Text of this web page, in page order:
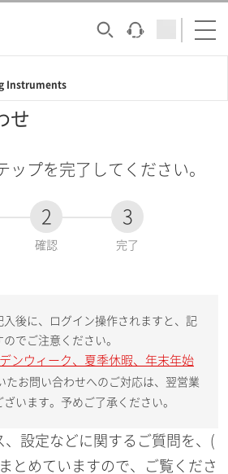
Instruments
せ
ップを完了してください。
2
確認
3
完了
入後に、ログイン操作されますと、記
でご注意ください。
ンウィーク、夏季休暇、年末年始
たお問い合わせへのご対応は、翌営業
います。予めご了承ください。
、設定などに関するご質問を、(
とめていますので、ご覧くださ